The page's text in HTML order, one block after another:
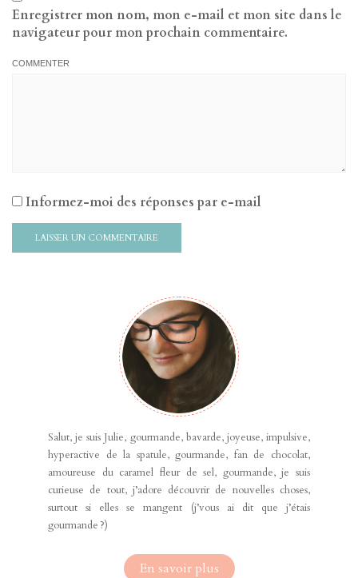
Enregistrer mon nom, mon e-mail et mon site dans le
navigateur pour mon prochain commentaire.
COMMENTER
Informez-moi des réponses par e-mail
Salut, je suis Julie, gourmande, bavarde, joyeuse, impulsive,
hyperactive de la spatule, gourmande, fan de chocolat,
amoureuse du caramel fleur de sel, gourmande, je suis
curieuse de tout, j’adore découvrir de nouvelles choses,
surtout si elles se mangent (j’vous ai dit que j’étais
gourmande ?)
En savoir plus